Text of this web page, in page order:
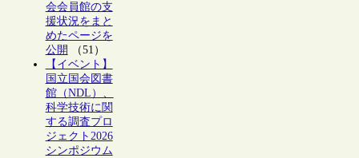
会会員館の支
援状況をまと
めたページを
公開
（51）
【イベント】
国立国会図書
館（NDL）、
科学技術に関
する調査プロ
ジェクト2026
シンポジウム